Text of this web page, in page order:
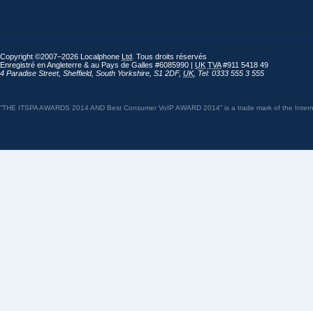
Copyright ©2007–2026 Localphone Ltd . Tous droits réservés
Enregistré en Angleterre & au Pays de Galles #6085990 | UK TVA#911 5418 49
4 Paradise Street, Sheffield, South Yorkshire S1 2DF, UK, Tel: 0333 555 3 555
“THE ITSPA AWARDS 2014 AND Best Consumer VoIP AWARD 2014” is a trade mark of the